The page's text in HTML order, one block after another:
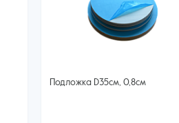
Подложка D35см, 0,8см